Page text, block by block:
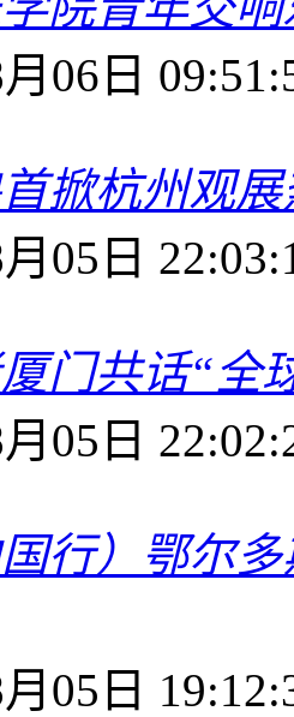
06日
掀杭州观
05日
门共话“全
05日
国行）鄂尔
05日